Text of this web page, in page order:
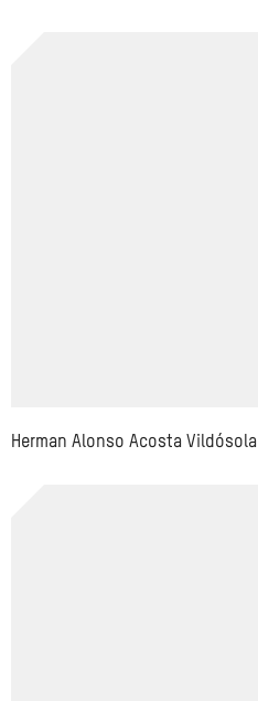
Herman Alonso Acosta Vildósola